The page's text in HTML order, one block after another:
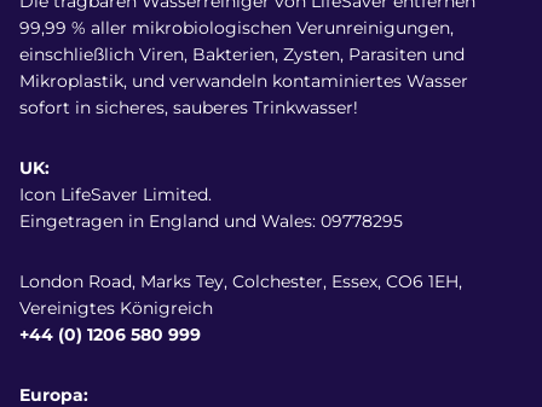
99,99 % aller mikrobiologischen Verunreinigungen,
einschließlich Viren, Bakterien, Zysten, Parasiten und
Mikroplastik, und verwandeln kontaminiertes Wasser
sofort in sicheres, sauberes Trinkwasser!
UK:
Icon LifeSaver Limited.
Eingetragen in England und Wales: 09778295
London Road, Marks Tey, Colchester, Essex, CO6 1EH,
Vereinigtes Königreich
+44 (0) 1206 580 999
Europa: